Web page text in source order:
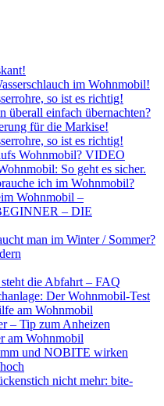
im Wohnmobil!
so ist es richtig!
einfach übernachten?
für die Markise!
so ist es richtig!
Wohnmobil? VIDEO
So geht es sicher.
ich im Wohnmobil?
Wohnmobil –
– DIE
man im Winter / Sommer?
die Abfahrt – FAQ
Der Wohnmobil-Test
am Wohnmobil
– Tip zum Anheizen
am Wohnmobil
und NOBITE wirken
nicht mehr: bite-